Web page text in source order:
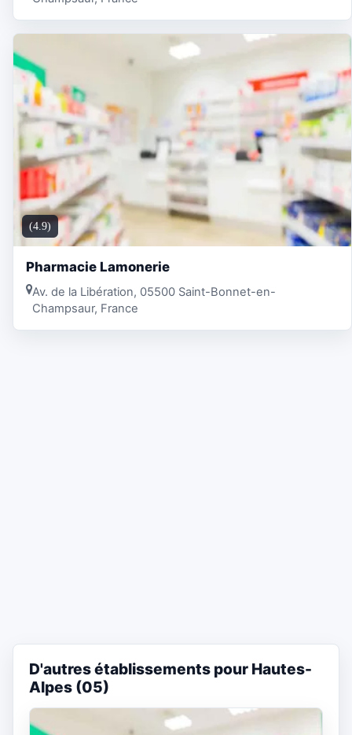
(4.9)
Pharmacie Lamonerie
Av. de la Libération, 05500 Saint-Bonnet-en-
Champsaur, France
D'autres établissements pour Hautes-
Alpes (05)